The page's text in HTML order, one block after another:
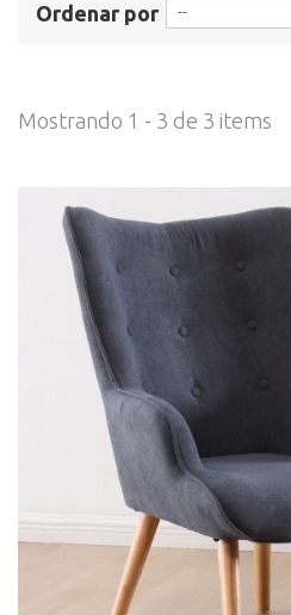
Ordenar por
Mostrando 1 - 3 de 3 items